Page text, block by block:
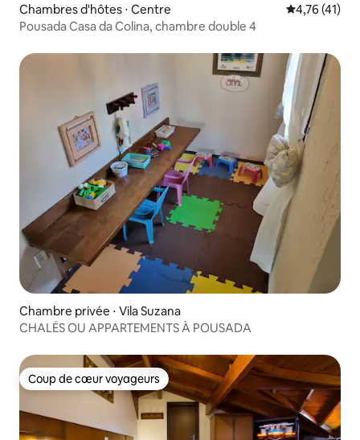
Chambres d'hôtes ⋅ Centre Évaluation
4,76 (41)
Pousada Casa da Colina, chambre double 4
Chambre privée ⋅ Vila Suzana
CHALÉS OU APPARTEMENTS À POUSADA
Coup de cœur voyageurs
Coup de cœur voyageurs